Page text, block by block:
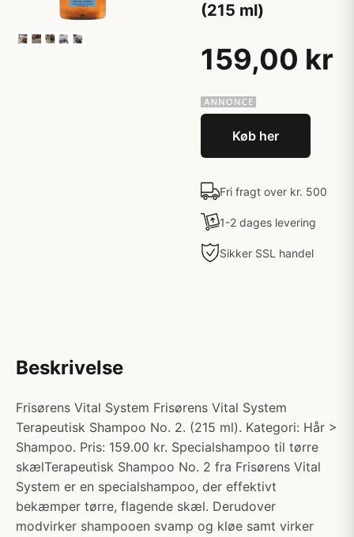
(215 ml)
159,00 kr
Køb her
Fri fragt over kr. 500
1-2 dages levering
Sikker SSL handel
Beskrivelse
Frisørens Vital System Frisørens Vital System
Terapeutisk Shampoo No. 2. (215 ml). Kategori: Hår >
Shampoo. Pris: 159.00 kr. Specialshampoo til tørre
skælTerapeutisk Shampoo No. 2 fra Frisørens Vital
System er en specialshampoo, der effektivt
bekæmper tørre, flagende skæl. Derudover
modvirker shampooen svamp og kløe samt virker